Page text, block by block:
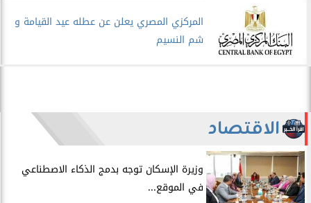
المركزي المصري يعلن عن عطله عيد القيامة و
شم النسيم
الاقتصاد
​وزيرة الإسكان توجه بدمج الذكاء الاصطناعي
في الموقع...